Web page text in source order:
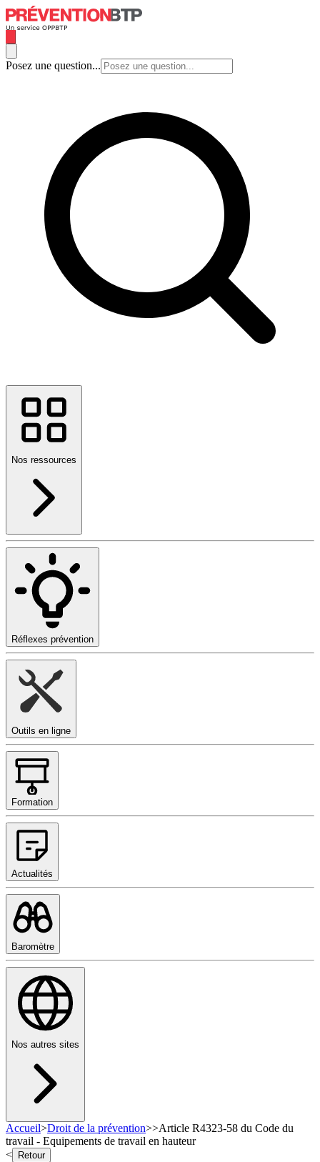
Posez une question...
Nos ressources
Réflexes prévention
Outils en ligne
Formation
Actualités
Baromètre
Nos autres sites
Accueil>Droit de la prévention>>Article R4323-58 du Code du
travail - Equipements de travail en hauteur
<
Retour